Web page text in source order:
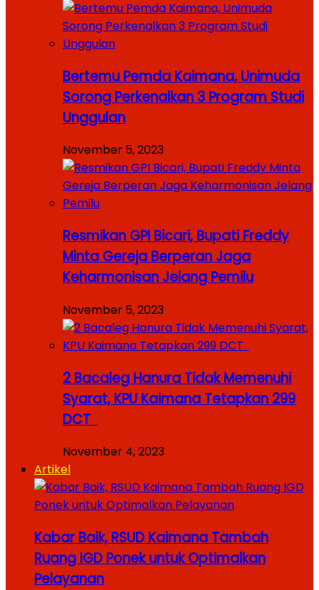
Bertemu Pemda Kaimana, Unimuda
Sorong Perkenalkan 3 Program Studi
Unggulan
November 5, 2023
Resmikan GPI Bicari, Bupati Freddy
Minta Gereja Berperan Jaga
Keharmonisan Jelang Pemilu
November 5, 2023
2 Bacaleg Hanura Tidak Memenuhi
Syarat, KPU Kaimana Tetapkan 299
DCT
November 4, 2023
Artikel
Kabar Baik, RSUD Kaimana Tambah
Ruang IGD Ponek untuk Optimalkan
Pelayanan